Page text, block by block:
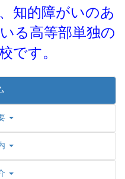
知的障がいのあ
る高等部単独の
です。